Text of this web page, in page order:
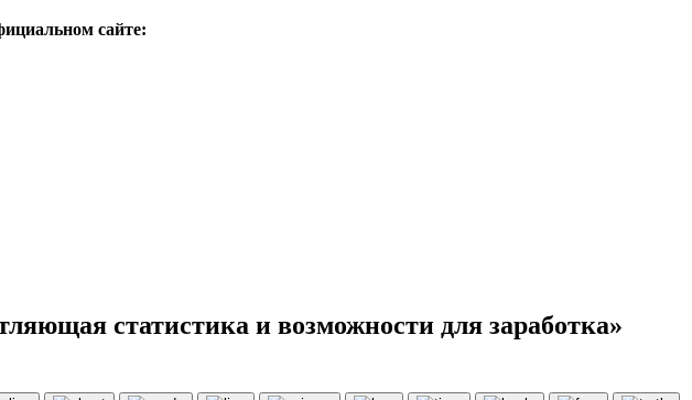
сайте:
статистика и возможности для заработка»